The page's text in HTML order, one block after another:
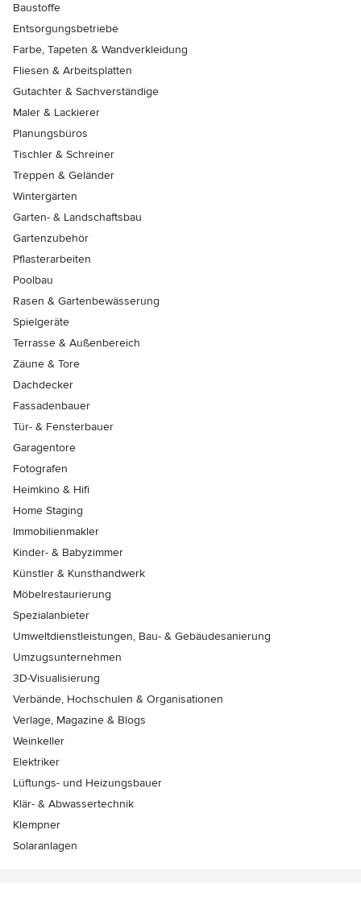
Baustoffe
Entsorgungsbetriebe
Farbe, Tapeten & Wandverkleidung
Fliesen & Arbeitsplatten
Gutachter & Sachverständige
Maler & Lackierer
Planungsbüros
Tischler & Schreiner
Treppen & Geländer
Wintergärten
Garten- & Landschaftsbau
Gartenzubehör
Pflasterarbeiten
Poolbau
Rasen & Gartenbewässerung
Spielgeräte
Terrasse & Außenbereich
Zäune & Tore
Dachdecker
Fassadenbauer
Tür- & Fensterbauer
Garagentore
Fotografen
Heimkino & Hifi
Home Staging
Immobilienmakler
Kinder- & Babyzimmer
Künstler & Kunsthandwerk
Möbelrestaurierung
Spezialanbieter
Umweltdienstleistungen, Bau- & Gebäudesanierung
Umzugsunternehmen
3D-Visualisierung
Verbände, Hochschulen & Organisationen
Verlage, Magazine & Blogs
Weinkeller
Elektriker
Lüftungs- und Heizungsbauer
Klär- & Abwassertechnik
Klempner
Solaranlagen